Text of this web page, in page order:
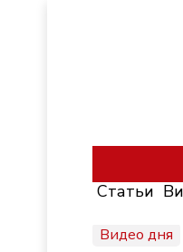
Статьи
Видео дня